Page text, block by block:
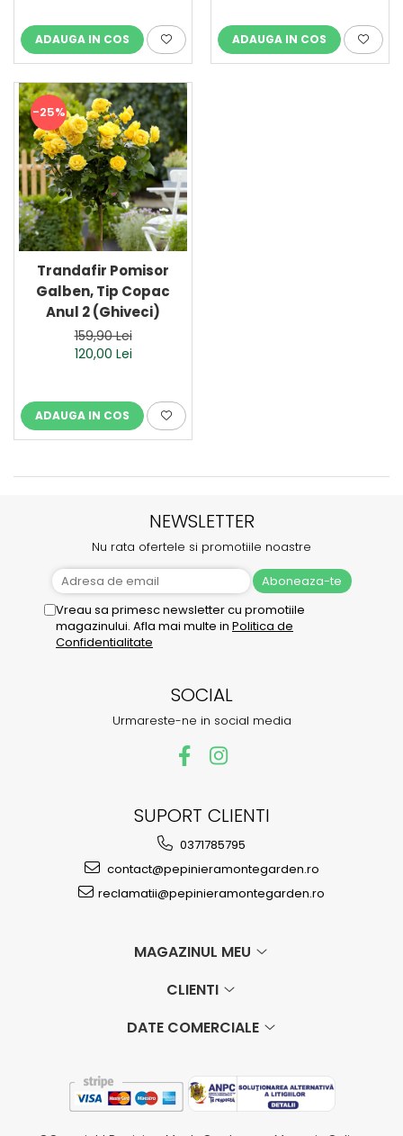
ADAUGA IN COS ADAUGA IN COS
-25%
Trandafir Pomisor
Galben, Tip Copac
Anul 2 (Ghiveci)
159,90 Lei
120,00 Lei
ADAUGA IN COS
NEWSLETTER
Nu rata ofertele si promotiile noastre
Vreau sa primesc newsletter cu promotiile
magazinului. Afla mai multe in Politica de
Confidentialitate
SOCIAL
Urmareste-ne in social media
SUPORT CLIENTI
0371785795
contact@pepinieramontegarden.ro
reclamatii@pepinieramontegarden.ro
MAGAZINUL MEU
CLIENTI
DATE COMERCIALE